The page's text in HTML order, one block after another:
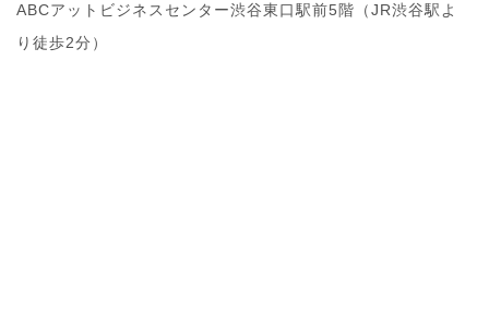
ABCアットビジネスセンター渋谷東口駅前5階（JR渋谷駅よ
り徒歩2分）